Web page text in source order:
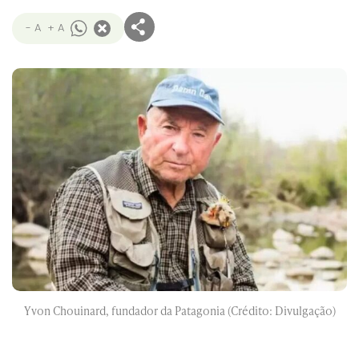
- A + A
Yvon Chouinard, fundador da Patagonia (Crédito: Divulgação)